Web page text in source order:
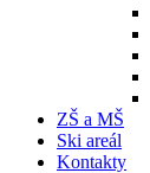
ZŠ a MŠ
Ski areál
Kontakty